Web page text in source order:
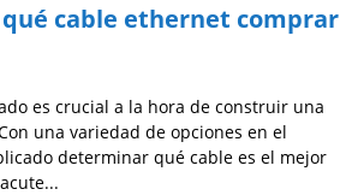
cable ethernet comprar
es crucial a la hora de construir una
una variedad de opciones en el
determinar qué cable es el mejor